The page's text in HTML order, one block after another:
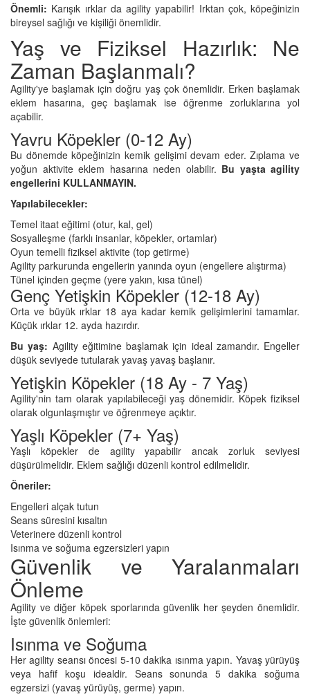
Önemli: Karışık ırklar da agility yapabilir! Irktan çok, köpeğinizin
bireysel sağlığı ve kişiliği önemlidir.
Yaş ve Fiziksel Hazırlık: Ne
Zaman Başlanmalı?
Agility'ye başlamak için doğru yaş çok önemlidir. Erken başlamak
eklem hasarına, geç başlamak ise öğrenme zorluklarına yol
açabilir.
Yavru Köpekler (0-12 Ay)
Bu dönemde köpeğinizin kemik gelişimi devam eder. Zıplama ve
yoğun aktivite eklem hasarına neden olabilir. Bu yaşta agility
engellerini KULLANMAYIN.
Yapılabilecekler:
Temel itaat eğitimi (otur, kal, gel)
Sosyalleşme (farklı insanlar, köpekler, ortamlar)
Oyun temelli fiziksel aktivite (top getirme)
Agility parkurunda engellerin yanında oyun (engellere alıştırma)
Tünel içinden geçme (yere yakın, kısa tünel)
Genç Yetişkin Köpekler (12-18 Ay)
Orta ve büyük ırklar 18 aya kadar kemik gelişimlerini tamamlar.
Küçük ırklar 12. ayda hazırdır.
Bu yaş: Agility eğitimine başlamak için ideal zamandır. Engeller
düşük seviyede tutularak yavaş yavaş başlanır.
Yetişkin Köpekler (18 Ay - 7 Yaş)
Agility'nin tam olarak yapılabileceği yaş dönemidir. Köpek fiziksel
olarak olgunlaşmıştır ve öğrenmeye açıktır.
Yaşlı Köpekler (7+ Yaş)
Yaşlı köpekler de agility yapabilir ancak zorluk seviyesi
düşürülmelidir. Eklem sağlığı düzenli kontrol edilmelidir.
Öneriler:
Engelleri alçak tutun
Seans süresini kısaltın
Veterinere düzenli kontrol
Isınma ve soğuma egzersizleri yapın
Güvenlik ve Yaralanmaları
Önleme
Agility ve diğer köpek sporlarında güvenlik her şeyden önemlidir.
İşte güvenlik önlemleri:
Isınma ve Soğuma
Her agility seansı öncesi 5-10 dakika ısınma yapın. Yavaş yürüyüş
veya hafif koşu idealdir. Seans sonunda 5 dakika soğuma
egzersizi (yavaş yürüyüş, germe) yapın.